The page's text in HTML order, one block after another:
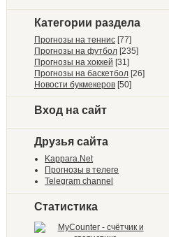
Категории раздела
Прогнозы на теннис [77]
Прогнозы на футбол [235]
Прогнозы на хоккей [31]
Прогнозы на баскетбол [26]
Новости букмекеров [50]
Вход на сайт
Друзья сайта
Kappara.Net
Прогнозы в телеге
Telegram channel
Статистика